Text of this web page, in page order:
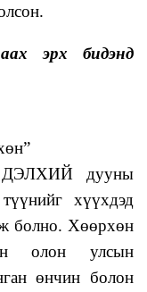
эрх бидэнд
дууны
хүүхдэд
болно. Хөөрхөн
олон улсын
өнчин болон